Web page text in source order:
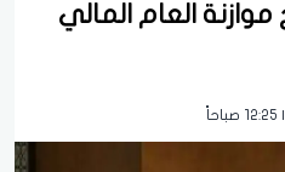
العام المالي